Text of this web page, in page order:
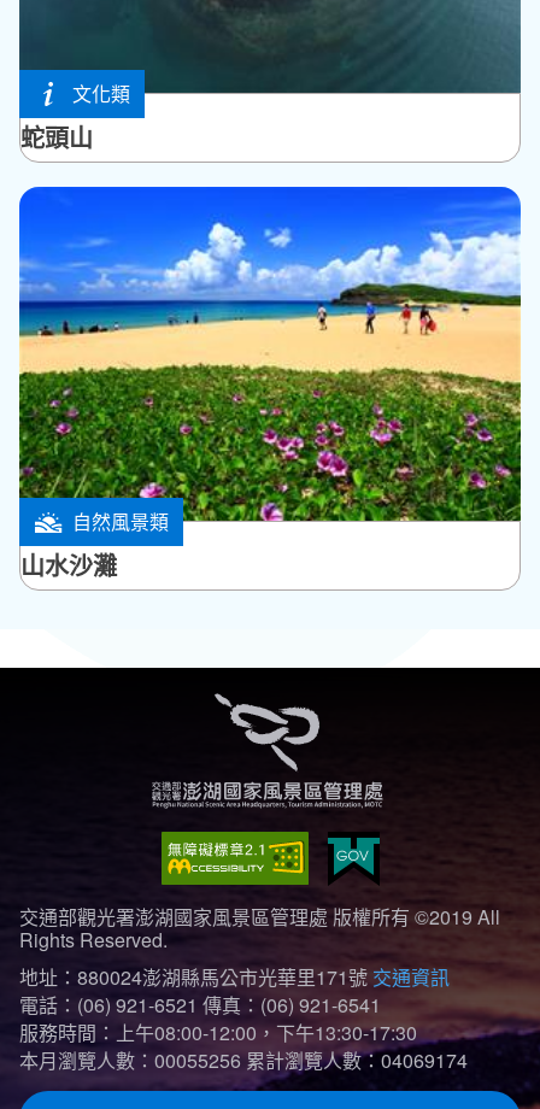
文化類
馬公市
蛇頭山
自然風景類
馬公市
山水沙灘
交通部觀光署澎湖國家風景區管理處 版權所有 ©2019 All
Rights Reserved.
地址：880024澎湖縣馬公市光華里171號 交通資訊
電話：(06) 921-6521 傳真：(06) 921-6541
服務時間：上午08:00-12:00，下午13:30-17:30
本月瀏覽人數：00055256 累計瀏覽人數：04069174